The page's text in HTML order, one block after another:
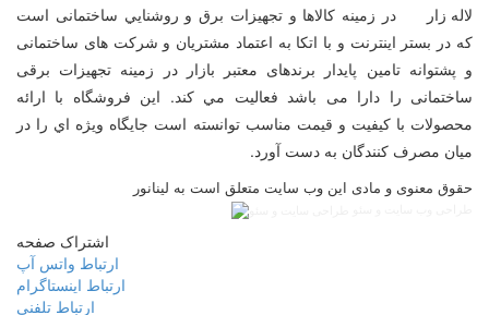
در زمينه کالاها و تجهيزات برق و روشنايي ساختمانی است
که در بستر اينترنت و با اتکا به اعتماد مشتریان و شرکت های ساختمانی
و پشتوانه تامین پایدار برندهای معتبر بازار در زمینه تجهیزات برقی
ساختمانی را دارا می باشد فعالیت مي کند. اين فروشگاه با ارائه
محصولات با کيفيت و قيمت مناسب توانسته است جايگاه ويژه اي را در
ميان مصرف کنندگان به دست آورد.
حقوق معنوی و مادی این وب سایت متعلق است به لینانور
اشتراک صفحه
ارتباط واتس آپ
ارتباط اینستاگرام
ارتباط تلفنی